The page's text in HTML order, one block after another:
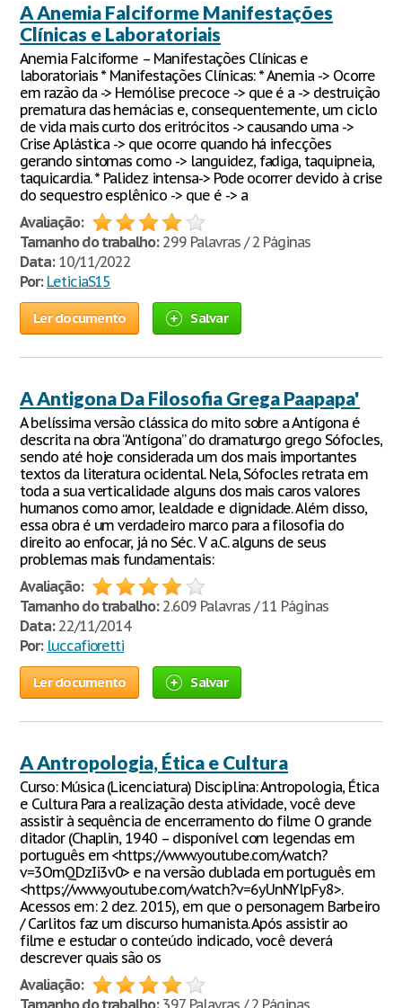
A Anemia Falciforme Manifestações
Clínicas e Laboratoriais
Anemia Falciforme – Manifestações Clínicas e
laboratoriais * Manifestações Clínicas: * Anemia -> Ocorre
em razão da -> Hemólise precoce -> que é a -> destruição
prematura das hemácias e, consequentemente, um ciclo
de vida mais curto dos eritrócitos -> causando uma ->
Crise Aplástica -> que ocorre quando há infecções
gerando sintomas como -> languidez, fadiga, taquipneia,
taquicardia. * Palidez intensa-> Pode ocorrer devido à crise
do sequestro esplênico -> que é -> a
Avaliação:
Tamanho do trabalho:299 Palavras / 2 Páginas
Data:10/11/2022
Por: LeticiaS15
Ler documento Salvar
A Antigona Da Filosofia Grega Paapapa'
A belíssima versão clássica do mito sobre a Antígona é
descrita na obra “Antígona” do dramaturgo grego Sófocles,
sendo até hoje considerada um dos mais importantes
textos da literatura ocidental. Nela, Sófocles retrata em
toda a sua verticalidade alguns dos mais caros valores
humanos como amor, lealdade e dignidade. Além disso,
essa obra é um verdadeiro marco para a filosofia do
direito ao enfocar, já no Séc. V a.C. alguns de seus
problemas mais fundamentais:
Avaliação:
Tamanho do trabalho:2.609 Palavras / 11 Páginas
Data:22/11/2014
Por: luccafioretti
Ler documento Salvar
A Antropologia, Ética e Cultura
Curso: Música (Licenciatura) Disciplina: Antropologia, Ética
e Cultura Para a realização desta atividade, você deve
assistir à sequência de encerramento do filme O grande
ditador (Chaplin, 1940 – disponível com legendas em
português em <https://www.youtube.com/watch?
v=3OmQDzIi3v0> e na versão dublada em português em
<https://www.youtube.com/watch?v=6yUnNYlpFy8>.
Acessos em: 2 dez. 2015), em que o personagem Barbeiro
/ Carlitos faz um discurso humanista. Após assistir ao
filme e estudar o conteúdo indicado, você deverá
descrever quais são os
Avaliação:
Tamanho do trabalho:397 Palavras / 2 Páginas